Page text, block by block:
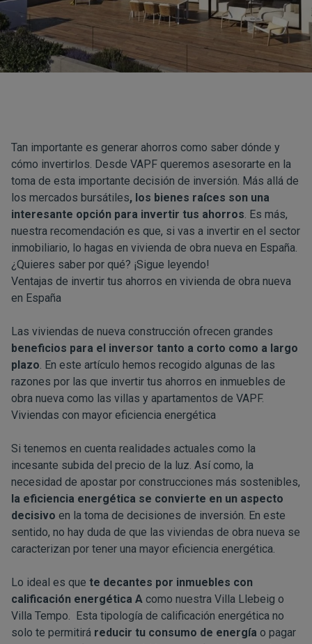
Tan importante es generar ahorros como saber dónde y
cómo invertirlos. Desde VAPF queremos asesorarte en la
toma de esta importante decisión de inversión. Más allá de
los mercados bursátiles, los bienes raíces son una
interesante opción para invertir tus ahorros. Es más,
nuestra recomendación es que, si vas a invertir en el sector
inmobiliario, lo hagas en vivienda de obra nueva en España.
¿Quieres saber por qué? ¡Sigue leyendo!
Ventajas de invertir tus ahorros en vivienda de obra nueva
en España
Las viviendas de nueva construcción ofrecen grandes
beneficios para el inversor tanto a corto como a largo
plazo. En este artículo hemos recogido algunas de las
razones por las que invertir tus ahorros en inmuebles de
obra nueva como las villas y apartamentos de VAPF.
Viviendas con mayor eficiencia energética
Si tenemos en cuenta realidades actuales como la
incesante subida del precio de la luz. Así como, la
necesidad de apostar por construcciones más sostenibles,
la eficiencia energética se convierte en un aspecto
decisivo en la toma de decisiones de inversión. En este
sentido, no hay duda de que las viviendas de obra nueva se
caracterizan por tener una mayor eficiencia energética.
Lo ideal es que te decantes por inmuebles con
calificación energética A como nuestra Villa Llebeig o
Villa Tempo. Esta tipología de calificación energética no
solo te permitirá reducir tu consumo de energía o pagar